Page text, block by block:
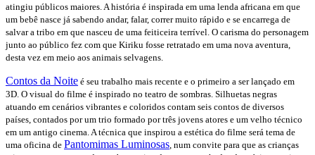
atingiu públicos maiores. A história é inspirada em uma lenda africana em que
um bebê nasce já sabendo andar, falar, correr muito rápido e se encarrega de
salvar a tribo em que nasceu de uma feiticeira terrível. O carisma do personagem
junto ao público fez com que Kiriku fosse retratado em uma nova aventura,
desta vez em meio aos animais selvagens.
Contos da Noite é seu trabalho mais recente e o primeiro a ser lançado em
3D. O visual do filme é inspirado no teatro de sombras. Silhuetas negras
atuando em cenários vibrantes e coloridos contam seis contos de diversos
países, contados por um trio formado por três jovens atores e um velho técnico
em um antigo cinema. A técnica que inspirou a estética do filme será tema de
uma oficina de Pantomimas Luminosas , num convite para que as crianças